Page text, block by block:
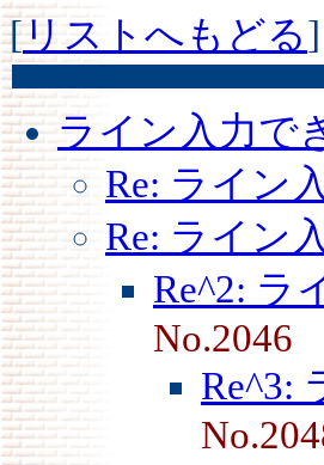
[リストへもどる]
ライン入力で
Re: ライン
Re: ライン
Re^2: ラ
No.2046
Re^3: